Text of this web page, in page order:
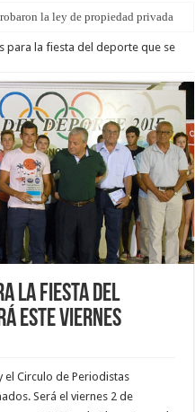
la ley de propiedad privada
90 niños, niñas y adolescentes que
para la fiesta del deporte que se
la fiesta del
este viernes
el Circulo de Periodistas
Será el viernes 2 de